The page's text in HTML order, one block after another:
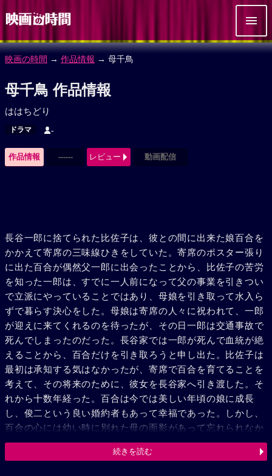
映画の時間 → 作品情報 → 母千鳥
母千鳥 作品情報
ははちどり
ドラマ -
作品情報 ------ レビュー 動画配信
長谷一郎に捨てられた比佐子は、彼との間に出来た娘百合を
かかえて寄席の三味線ひきをしていた。寄席のポスター張り
に出た百合が偶然父一郎に出会ったことから、比佐子の苦労
を知った一郎は、すでに一人前になって父の事業を引きつい
で立派にやっていることではあり、母娘を引き取って水入ら
ずで暮らす決心をした。母娘は寄席の人々に祝われて、一郎
が迎えに来てくれるのを待ったが、その日一郎は交通事故で
死んでしまったのだった。長谷家では一郎が死んで血統が絶
えることから、百合だけを引き取ろうと申し出た。比佐子は
最初は承知する気はなかったが、寄席で百合を育てることを
考えて、その将来のために、彼女を長谷家へ引き渡した。そ
れから十数年経った。百合は今では美しい年頃の娘に成長
し、俊二という良い婚約者もあって幸福であった。しかし、
百合の心には幼い時に別れた母の面影があって忘れられなか
った。ある日俊二とボート遊びの帰路に寄ったそば屋で母に
似た老婆を見た。みすぼらしいその老婆は百合の眼をさけ
続きを読む